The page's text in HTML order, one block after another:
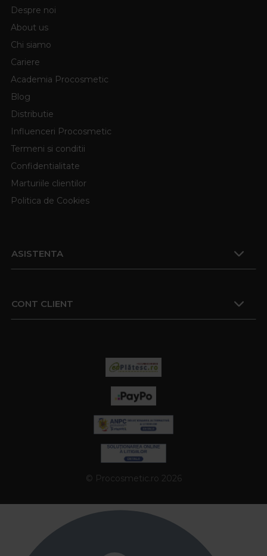
Despre noi
About us
Chi siamo
Cariere
Academia Procosmetic
Blog
Distributie
Influenceri Procosmetic
Termeni si conditii
Confidentialitate
Marturiile clientilor
Politica de Cookies
ASISTENTA
CONT CLIENT
© Procosmetic.ro 2026